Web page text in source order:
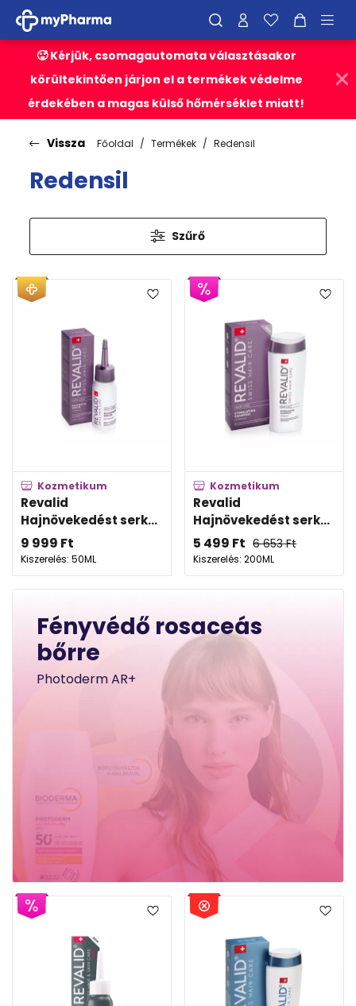
🥵 Kérjük, csomagautomata választásakor
körültekintően járjon el a termékek védelme
érdekében a magas külső hőmérséklet miatt!
Vissza Főoldal Termékek Redensil
Redensil
Szűrő
Kozmetikum
Revalid
Hajnövekedést serk...
9 999 Ft
Kiszerelés: 50ML
Kozmetikum
Revalid
Hajnövekedést serk...
5 499 Ft 6 653Ft
Kiszerelés: 200ML
Fényvédő rosaceás
bőrre
Photoderm AR+